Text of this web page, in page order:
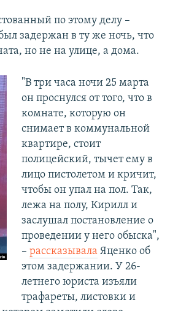
по этому делу –
задержан в ту же ночь, что
но не на улице, а дома.
"В три часа ночи 25 марта
он проснулся от того, что в
комнате, которую он
снимает в коммунальной
квартире, стоит
полицейский, тычет ему в
лицо пистолетом и кричит,
чтобы он упал на пол. Так,
лежа на полу, Кирилл и
заслушал постановление о
проведении у него обыска",
– рассказывала Яценко об
этом задержании. У 26-
летнего юриста изъяли
трафареты, листовки и